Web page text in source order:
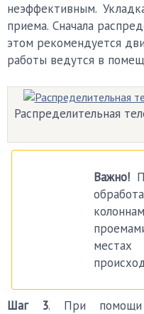
неэффективным.
приема. Сначала
этом рекомендуется
работы ведутся в
Распределительная
Важно!
Шаг 3. При помощи